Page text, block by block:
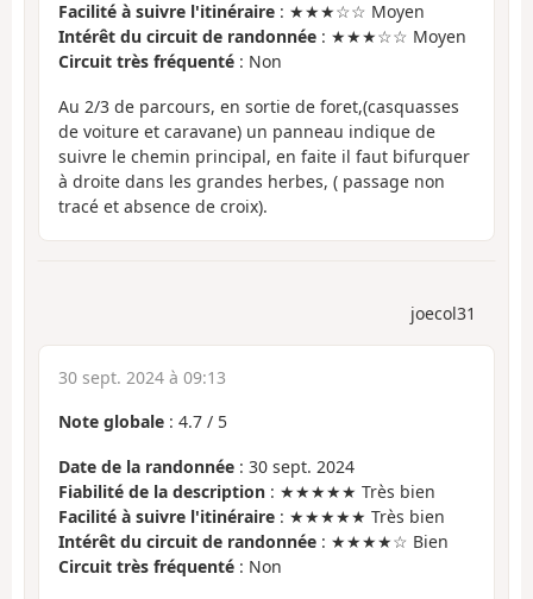
Facilité à suivre l'itinéraire : ★★★☆☆ Moyen
Intérêt du circuit de randonnée : ★★★☆☆ Moyen
Circuit très fréquenté : Non
Au 2/3 de parcours, en sortie de foret,(casquasses
de voiture et caravane) un panneau indique de
suivre le chemin principal, en faite il faut bifurquer
à droite dans les grandes herbes, ( passage non
tracé et absence de croix).
joecol31
30 sept. 2024 à 09:13
Note globale : 4.7 / 5
Date de la randonnée : 30 sept. 2024
Fiabilité de la description : ★★★★★ Très bien
Facilité à suivre l'itinéraire : ★★★★★ Très bien
Intérêt du circuit de randonnée : ★★★★☆ Bien
Circuit très fréquenté : Non